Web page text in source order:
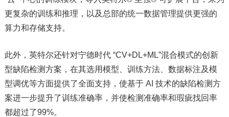
更复杂的训练和推理，以及总部的统一数据管理提供更强的
算力和存储支持。
此外，英特尔还针对宁德时代 “CV+DL+ML”混合模式的创新
型缺陷检测方案，在其选用模型、训练方法、数据标注及模
型调优等方面提供了全面支持，使基于 AI 技术的缺陷检测方
案进一步提升了训练准确率，并使检测准确率和瑕疵找回率
都超过了99%。